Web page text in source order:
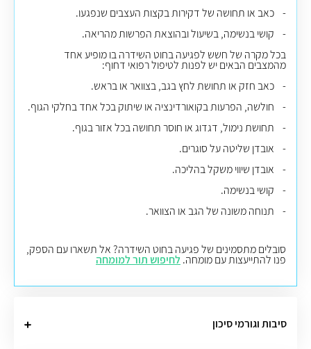
- כאב או תחושה של דקירות בקצות העצבים שנפגעו.
- קושי בנשימה, בשיעול ובהוצאת הפרשות מהריאה.
בכל מקרה של חשש לפגיעה בחוט השידרה בו מופיע אחד
מהמצבים הבאים יש לפנות לטיפול רפואי דחוף:
- כאב חזק או תחושת לחץ בגב, בצוואר או בראש.
- חולשה, הפרעות בקואורדינציה או שיתוק בכל אחד בחלקי הגוף.
- תחושת נימול, דגדוג או חוסר תחושה בכל אזור בגוף.
- אובדן שליטה על סוגרים.
- אובדן שיווי משקל בהליכה.
- קושי בנשימה.
- תנוחה משונה של הגב או הצוואר.
סובלים מתסמינים של פגיעה בחוט השידרה? אל תשארו עם הספק,
פנו להתייעצות עם מומחה.לחיפוש תור למומחה
סיבות וגורמי סיכון